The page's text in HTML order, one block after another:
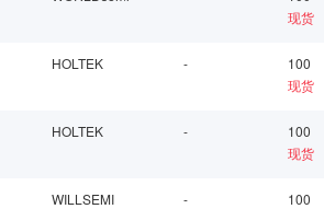
现货
HOLTEK -
100
现货
HOLTEK -
100
现货
WILLSEMI -
100